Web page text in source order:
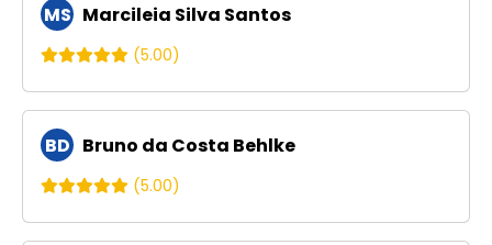
MS Marcileia Silva Santos
(5.00)
BD Bruno da Costa Behlke
(5.00)